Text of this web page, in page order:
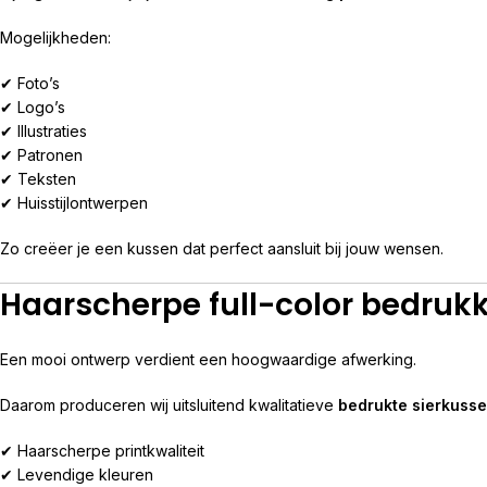
Mogelijkheden:
✔ Foto’s
✔ Logo’s
✔ Illustraties
✔ Patronen
✔ Teksten
✔ Huisstijlontwerpen
Zo creëer je een kussen dat perfect aansluit bij jouw wensen.
Haarscherpe full-color
Een mooi ontwerp verdient een hoogwaardige afwerking.
Daarom produceren wij uitsluitend kwalitatieve bedrukte
✔ Haarscherpe printkwaliteit
✔ Levendige kleuren